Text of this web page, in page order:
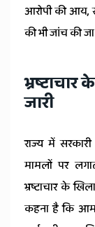
आरोपी की आय,
की भी जांच की जा
जारी
राज्य में
मामलों पर
भ्रष्टाचार के
कहना है कि